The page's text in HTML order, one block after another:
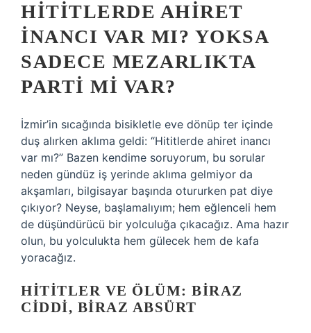
HITITLERDE AHIRET
İNANCI VAR MI? YOKSA
SADECE MEZARLIKTA
PARTI MI VAR?
İzmir’in sıcağında bisikletle eve dönüp ter içinde
duş alırken aklıma geldi: “Hititlerde ahiret inancı
var mı?” Bazen kendime soruyorum, bu sorular
neden gündüz iş yerinde aklıma gelmiyor da
akşamları, bilgisayar başında otururken pat diye
çıkıyor? Neyse, başlamalıyım; hem eğlenceli hem
de düşündürücü bir yolculuğa çıkacağız. Ama hazır
olun, bu yolculukta hem gülecek hem de kafa
yoracağız.
HITITLER VE ÖLÜM: BIRAZ
CIDDI, BIRAZ ABSÜRT